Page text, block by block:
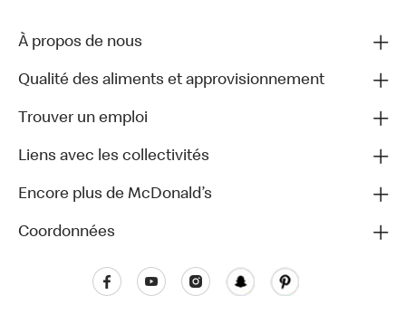
À propos de nous
Qualité des aliments et approvisionnement
Trouver un emploi
Liens avec les collectivités
Encore plus de McDonald’s
Coordonnées